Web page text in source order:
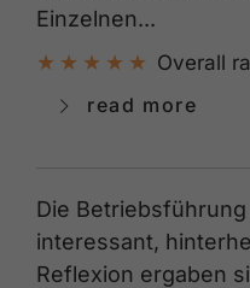
Einzelnen...
Overall
read more
Die
interessant,
Reflexion ergaben